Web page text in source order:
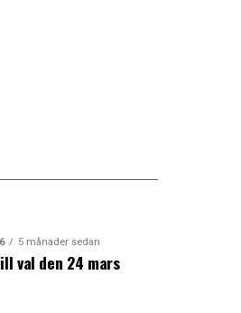
5 månader sedan
val den 24 mars